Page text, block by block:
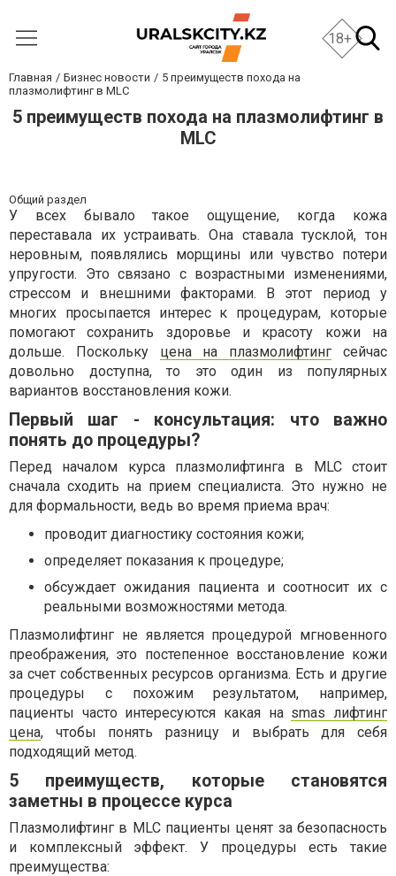
18+
Главная Бизнес новости
5 преимуществ похода на
плазмолифтинг в MLC
5 преимуществ похода на плазмолифтинг в
MLC
Общий раздел
У всех бывало такое ощущение, когда кожа
переставала их устраивать. Она ставала тусклой, тон
неровным, появлялись морщины или чувство потери
упругости. Это связано с возрастными изменениями,
стрессом и внешними факторами. В этот период у
многих просыпается интерес к процедурам, которые
помогают сохранить здоровье и красоту кожи на
дольше. Поскольку цена на плазмолифтинг сейчас
довольно доступна, то это один из популярных
вариантов восстановления кожи.
Первый шаг - консультация: что важно
понять до процедуры?
Перед началом курса плазмолифтинга в MLC стоит
сначала сходить на прием специалиста. Это нужно не
для формальности, ведь во время приема врач:
проводит диагностику состояния кожи;
определяет показания к процедуре;
обсуждает ожидания пациента и соотносит их с
реальными возможностями метода.
Плазмолифтинг не является процедурой мгновенного
преображения, это постепенное восстановление кожи
за счет собственных ресурсов организма. Есть и другие
процедуры с похожим результатом, например,
пациенты часто интересуются какая на smas лифтинг
цена, чтобы понять разницу и выбрать для себя
подходящий метод.
5 преимуществ, которые становятся
заметны в процессе курса
Плазмолифтинг в MLC пациенты ценят за безопасность
и комплексный эффект. У процедуры есть такие
преимущества: